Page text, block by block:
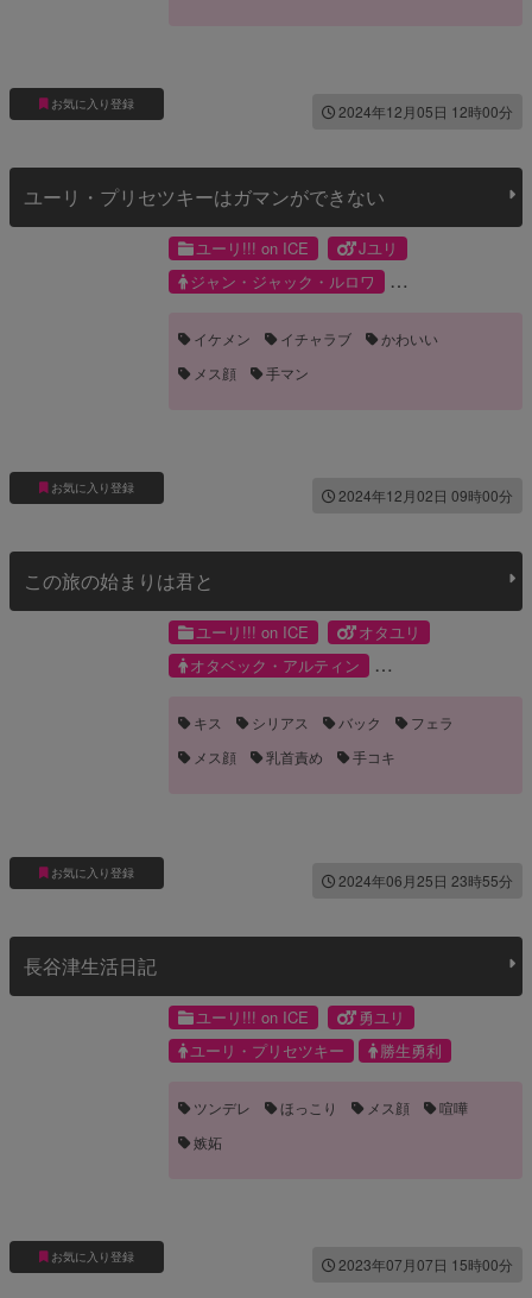
お気に入り登録 2024年12月05日 12時00分
ユーリ・プリセツキーはガマンができない
お気に入り登録
ユーリ!!! on ICE
Jユリ
ジャン・ジャック・ルロワ
イケメン イチャラブ
かわいい
メス顔
手マン
2024年12月02日 09時00分
この旅の始まりは君と
お気に入り登録
ユーリ!!! on ICE
オタユリ
オタベック・アルティン
キス シリアス バック
フェラ
メス顔
乳首責め 手コキ
2024年06月25日 23時55分
長谷津生活日記
お気に入り登録
ユーリ!!! on ICE
勇ユリ
ユーリ・プリセツキー
勝生勇利
ツンデレ ほっこり メス顔
喧嘩
嫉妬
2023年07月07日 15時00分